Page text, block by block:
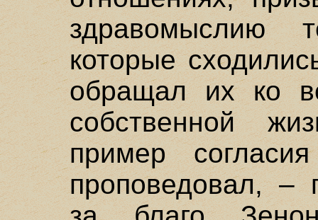
здравомыслию
которые
обращал их ко
собственной
пример
проповедовал, –